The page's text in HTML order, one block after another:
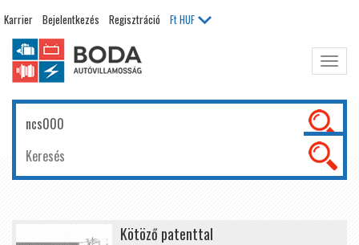
Karrier Bejelentkezés Regisztráció FtHUF
Kötöző patenttal